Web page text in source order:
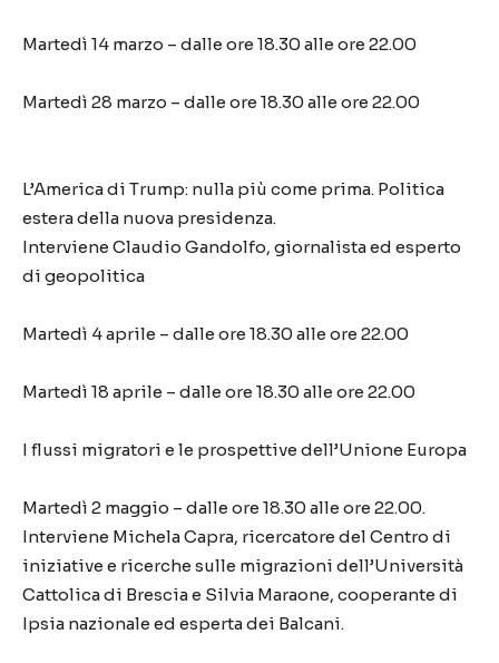
Martedì 14 marzo – dalle ore 18.30 alle ore 22.00
Martedì 28 marzo – dalle ore 18.30 alle ore 22.00
L’America di Trump: nulla più come prima. Politica
estera della nuova presidenza.
Interviene Claudio Gandolfo, giornalista ed esperto
di geopolitica
Martedì 4 aprile – dalle ore 18.30 alle ore 22.00
Martedì 18 aprile – dalle ore 18.30 alle ore 22.00
I flussi migratori e le prospettive dell’Unione Europa
Martedì 2 maggio – dalle ore 18.30 alle ore 22.00.
Interviene Michela Capra, ricercatore del Centro di
iniziative e ricerche sulle migrazioni dell’Università
Cattolica di Brescia e Silvia Maraone, cooperante di
Ipsia nazionale ed esperta dei Balcani.